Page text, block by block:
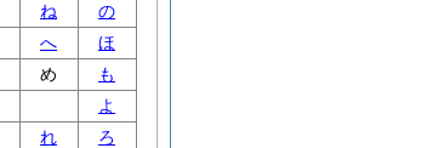
ね
の
へ
ほ
め
も
よ
れ
ろ